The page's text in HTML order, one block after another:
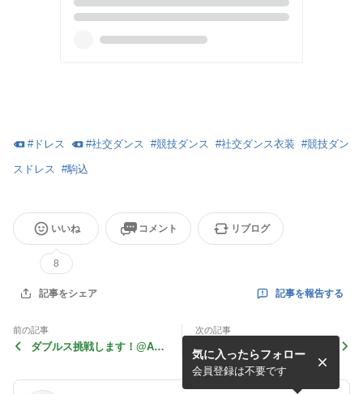
#ドレス #社交ダンス #競技ダンス #社交ダンス衣装 #競技ダン
スドレス #駒込
いいね
8
コメント リブログ
記事をシェア 記事を報告する
前の記事
ダブルス挑戦します！@AD
次の記事
アニエルサマーセール大盛
況！！
気に入ったらフォロー
会員登録は不要です